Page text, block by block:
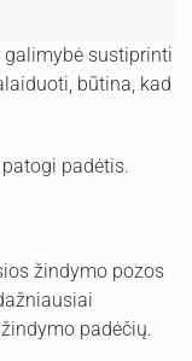
galimybė sustiprinti
būtina, kad
padėtis.
žindymo pozos
padėčių.